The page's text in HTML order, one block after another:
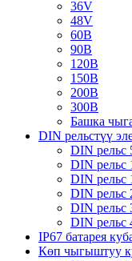
36V
48V
60В
90В
120В
150В
200В
300В
Башка
DIN рельстүү
DIN рельс
DIN рельс
DIN рельс
DIN рельс
DIN рельс
DIN рельс
IP67 батарея
Көп чыгыштуу